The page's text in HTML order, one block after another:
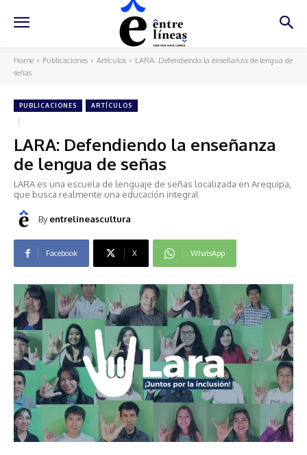
Home Publicaciones Artículos
LARA: Defendiendo la enseñanza de lengua de
señas
PUBLICACIONES ARTÍCULOS
LARA: Defendiendo la enseñanza
de lengua de señas
LARA es una escuela de lenguaje de señas localizada en Arequipa,
que busca realmente una educación integral
By entrelineascultura
Facebook X WhatsApp